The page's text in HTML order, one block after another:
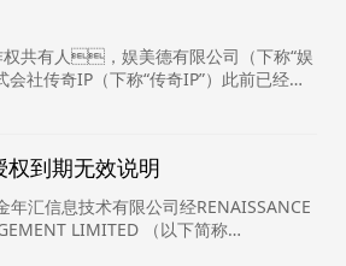
共有人，娱美德有限公司（下称“娱
会社传奇IP（下称“传奇IP”）此前已经公
技有限公司（下称“深...
权到期无效说明
汇信息技术有限公司经RENAISSANCE
LIMITED （以下简称